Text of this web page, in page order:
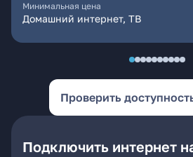
Минимальная цена
Домашний интернет, ТВ
Проверить
Подключить интернет